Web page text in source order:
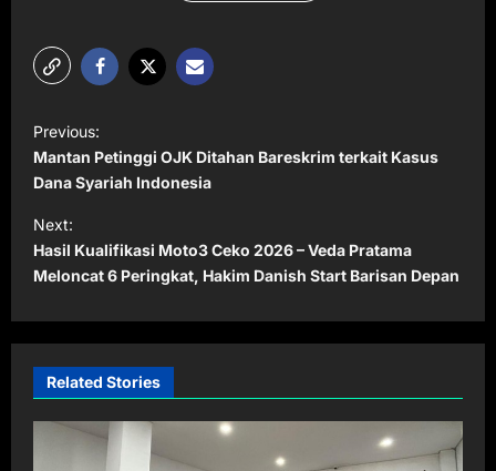
P
o
s
t
n
a
v
g
a
Previous:
Mantan Petinggi OJK Ditahan Bareskrim terkait Kasus
Dana Syariah Indonesia
Next:
Hasil Kualifikasi Moto3 Ceko 2026 – Veda Pratama
Meloncat 6 Peringkat, Hakim Danish Start Barisan Depan
Related Stories